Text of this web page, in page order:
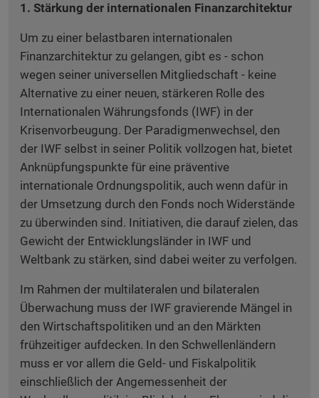
1. Stärkung der internationalen Finanzarchitektur
Um zu einer belastbaren internationalen
Finanzarchitektur zu gelangen, gibt es - schon
wegen seiner universellen Mitgliedschaft - keine
Alternative zu einer neuen, stärkeren Rolle des
Internationalen Währungsfonds (IWF) in der
Krisenvorbeugung. Der Paradigmenwechsel, den
der IWF selbst in seiner Politik vollzogen hat, bietet
Anknüpfungspunkte für eine präventive
internationale Ordnungspolitik, auch wenn dafür in
der Umsetzung durch den Fonds noch Widerstände
zu überwinden sind. Initiativen, die darauf zielen, das
Gewicht der Entwicklungsländer in IWF und
Weltbank zu stärken, sind dabei weiter zu verfolgen.
Im Rahmen der multilateralen und bilateralen
Überwachung muss der IWF gravierende Mängel in
den Wirtschaftspolitiken und an den Märkten
frühzeitiger aufdecken. In den Schwellenländern
muss er vor allem die Geld- und Fiskalpolitik
einschließlich der Angemessenheit der